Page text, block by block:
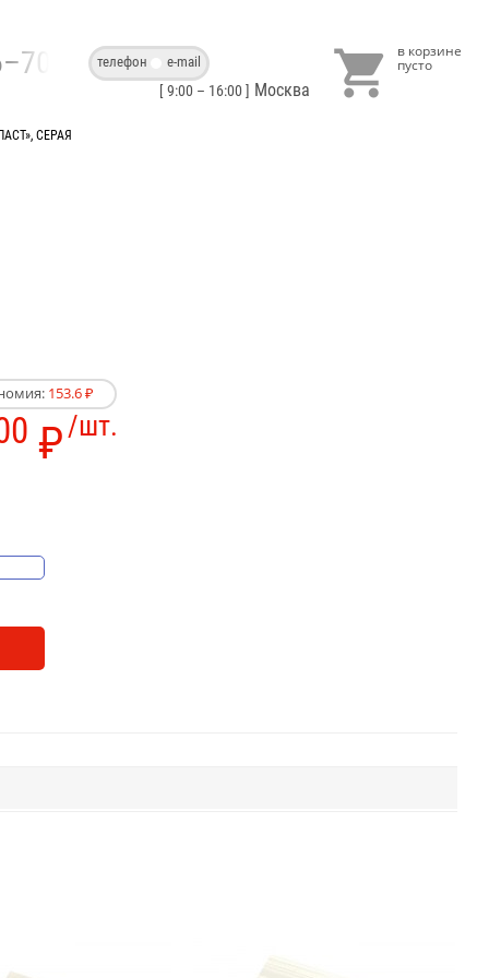
телефон e-mail
[ 9:00 – 16:00 ] Москва 
СЕРАЯ
153.6 ₽
/шт.
₽